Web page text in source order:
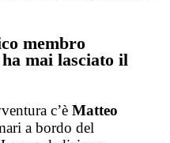
membro
mai lasciato il
c’è Matteo
a bordo del